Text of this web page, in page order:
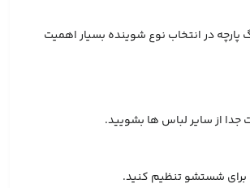
پارچه در انتخاب نوع شوینده بسیار اهمیت